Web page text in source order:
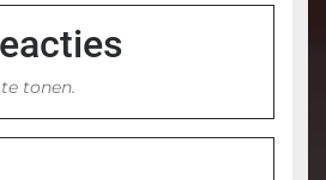
tonen.